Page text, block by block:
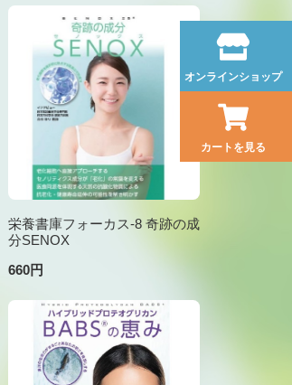
オンラインショップ
カートを見る
栄養書庫フォーカス-8 奇跡の成
分SENOX
660円